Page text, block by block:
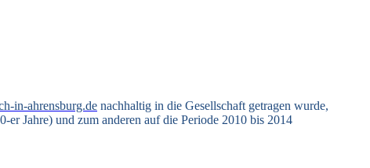
in-ahrensburg.de nachhaltig in die Gesellschaft getragen wurde,
er Jahre) und zum anderen auf die Periode 2010 bis 2014